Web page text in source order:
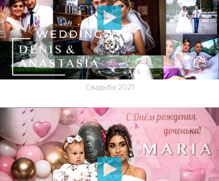
Свадьба 2021